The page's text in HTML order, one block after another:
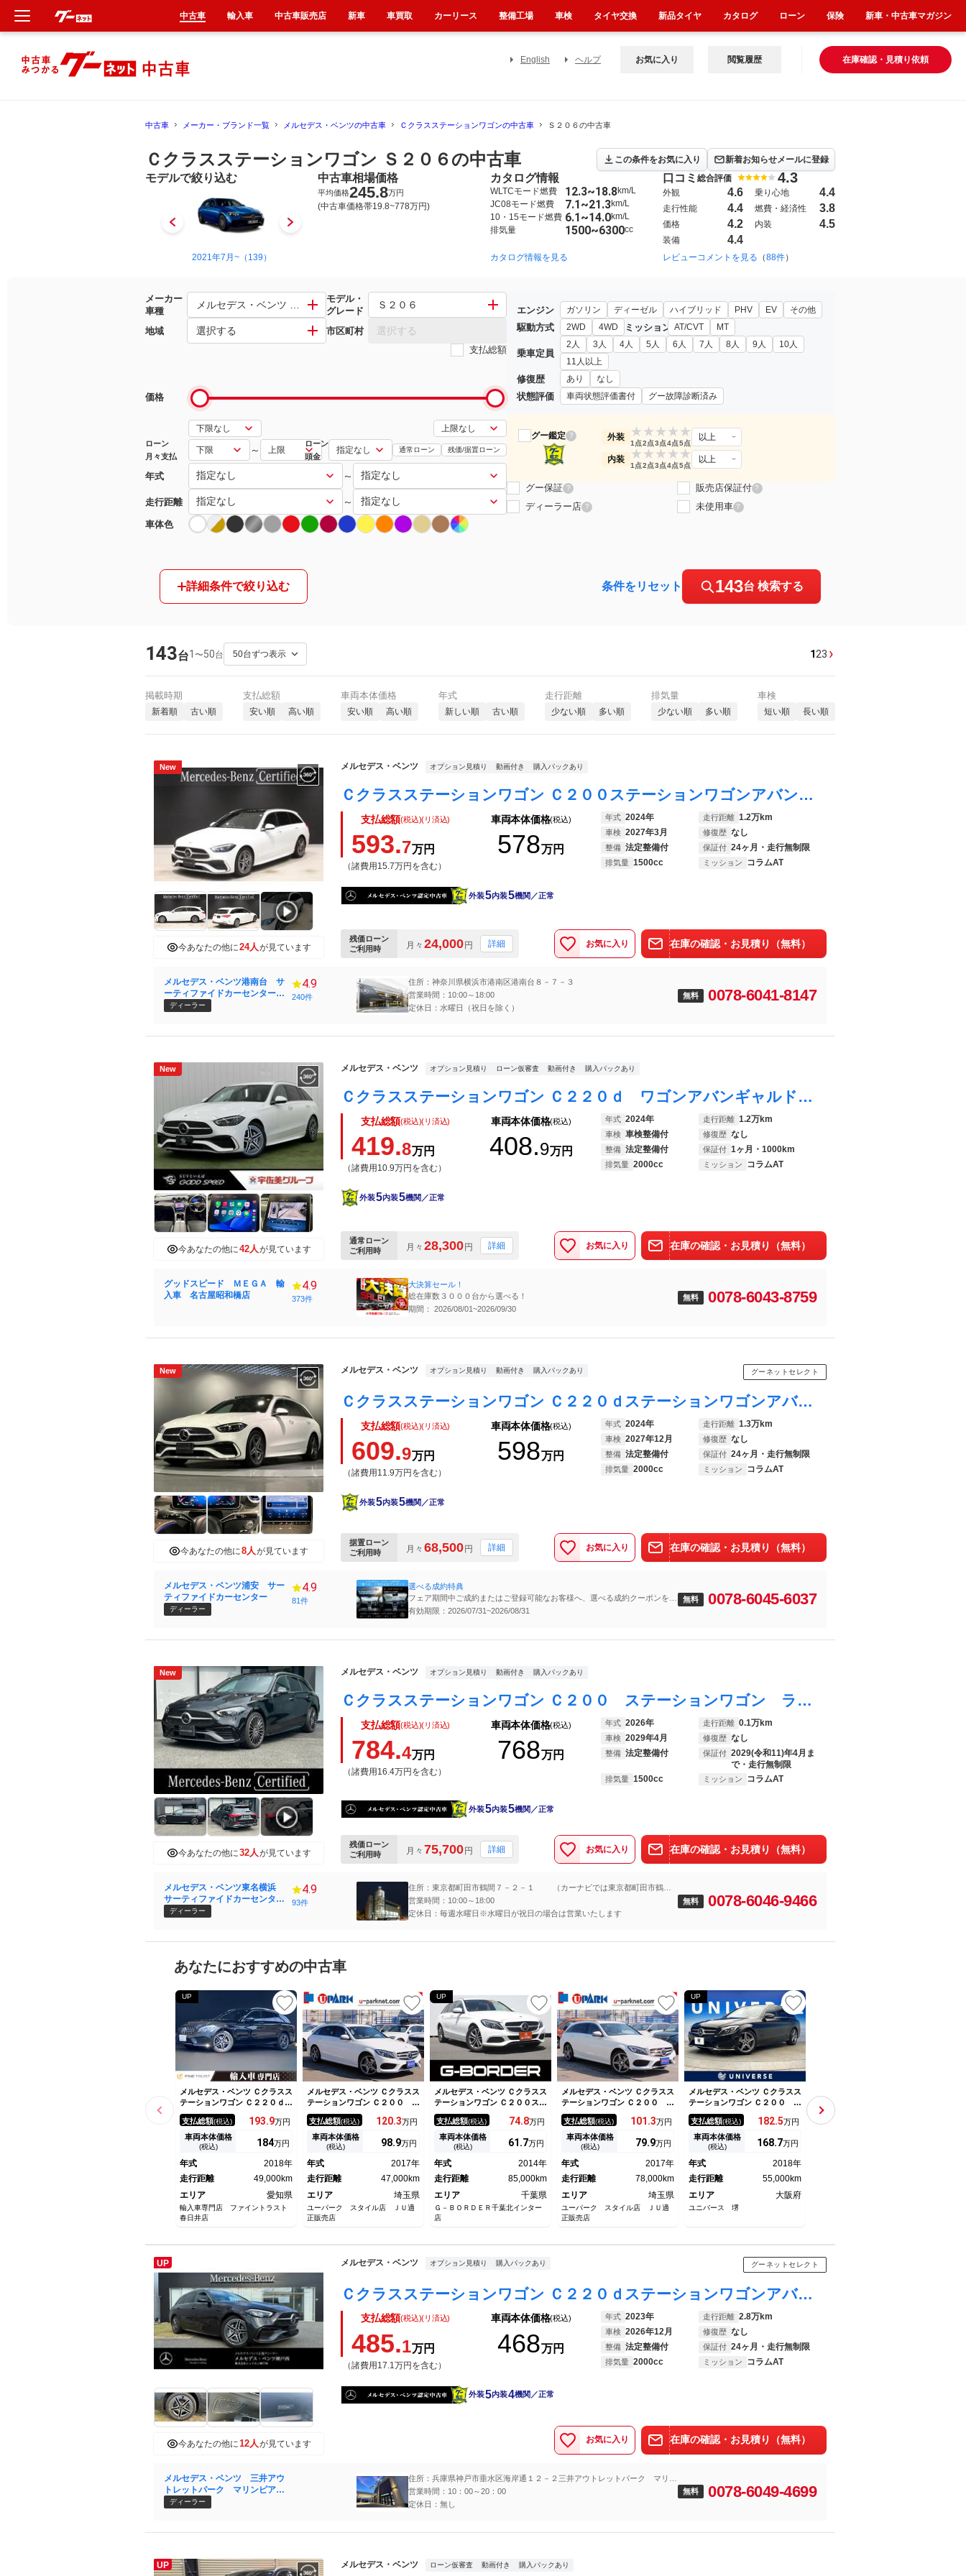
English ヘルプ 在庫確認・見積り依頼
お気に入り 閲覧履歴
中古車 メーカー・ブランド一覧 メルセデス・ベンツの中古車 Ｃクラスステーションワゴンの中古車 Ｓ２０６の中古車
Ｃクラスステーションワゴン Ｓ２０６の中古車 この条件をお気に入り 新着お知らせメールに登録
モデルで絞り込む
2021年7月~（139） 2008年4月~2014年10月（100） 2001年6月~2008年4月（10）
中古車相場価格
平均価格245.8万円
(中古車価格帯19.8~778万円)
カタログ情報
WLTCモード燃費 12.3~18.8km/L
JC08モード燃費
7.1~21.3km/L
10・15モード燃費 6.1~14.0km/L
排気量
1500~6300cc
カタログ情報を見る
口コミ 総合評価 4.3
外観 4.6 乗り心地 4.4
走行性能 4.4 燃費・経済性 3.8
価格 4.2 内装 4.5
装備 4.4
レビューコメントを見る （88件）
メーカー
車種
メルセデス・ベンツ Ｃクラスステーションワゴン
モデル・
グレード
Ｓ２０６
地域 選択する 市区町村 選択する
支払総額
価格
ローン
月々支払
～
ローン
頭金
通常ローン 残価/据置ローン
年式 ～
走行距離 ～
車体色
エンジン ガソリン ディーゼル ハイブリッド PHV EV その他
駆動方式 2WD 4WD ミッション AT/CVT MT
乗車定員
2人 3人 4人 5人 6人 7人 8人 9人
10人
11人以上
修復歴 あり なし
状態評価 車両状態評価書付 グー故障診断済み
グー鑑定 ? 外装 ★
1点
★
2点
★
3点
★
4点
★
5点
以上
内装 ★
1点
★
2点
★
3点
★
4点
★
5点
以上
グー保証 ? 販売店保証付 ?
ディーラー店 ? 未使用車 ?
詳細条件で絞り込む 条件をリセット 143台 検索する
143台1 〜50台 123 ›
掲載時期
新着順 古い順
支払総額
安い順 高い順
車両本体価格
安い順 高い順
年式
新しい順 古い順
走行距離
少ない順 多い順
排気量
少ない順 多い順
車検
短い順 長い順
New
今あなたの他に24人が見ています
メルセデス・ベンツ オプション見積り 動画付き 購入パックあり
Ｃクラスステーションワゴン Ｃ２００ステーションワゴンアバンギャルドＡＭＧライＰ ＡＭＧライン ベーシックパッケージ ドライバーズパッケージ パノラミックスライディングルーフ 本革巻きスポーツステアリング レーダーセーフティーパッケージ ヘッドアップディスプレイ ＭＢＵＸ ３６０度
支払総額(税込)(リ済込)
593.7万円
（諸費用15.7万円を含む）
車両本体価格(税込)
578万円
年式 2024年 走行距離 1.2万km
車検 2027年3月 修復歴 なし
整備 法定整備付 保証付 24ヶ月・走行無制限
排気量 1500cc ミッション コラムAT
外装5内装5機関／正常
残価ローン
ご利用時
月々 24,000円 詳細 お気に入り 在庫の確認・お見積り（無料）
メルセデス・ベンツ港南台 サ
ーティファイドカーセンター
（株）シュテルン世田谷
ディーラー
4.9
240件
住所：神奈川県横浜市港南区港南台８－７－３
営業時間：10:00～18:00
定休日：水曜日（祝日を除く）
無料 0078-6041-8147
New
今あなたの他に42人が見ています
メルセデス・ベンツ オプション見積り ローン仮審査 動画付き 購入パックあり
Ｃクラスステーションワゴン Ｃ２２０ｄ ワゴンアバンギャルド ＡＭＧライン セーフティビジョンＰＫＧ／ＡｐｐｌｅＣａｒＰｌａｙ／全周囲カメラ／電動リアゲートフットオープナー付き／シートヒーター／ワイヤレス充電／シートメモリ／クリアランスソナー／フルセグＴＶ／ドライブレコーダー
支払総額(税込)(リ済込)
419.8万円
（諸費用10.9万円を含む）
車両本体価格(税込)
408.9万円
年式 2024年 走行距離 1.2万km
車検 車検整備付 修復歴 なし
整備 法定整備付 保証付 1ヶ月・1000km
排気量 2000cc ミッション コラムAT
外装5内装5機関／正常
通常ローン
ご利用時
月々 28,300円 詳細 お気に入り 在庫の確認・お見積り（無料）
グッドスピード ＭＥＧＡ 輸
入車 名古屋昭和橋店
4.9
373件
大決算セール！
総在庫数３０００台から選べる！
期間： 2026/08/01~2026/09/30
無料 0078-6043-8759
New
今あなたの他に8人が見ています
メルセデス・ベンツ オプション見積り 動画付き 購入パックあり グーネットセレクト
Ｃクラスステーションワゴン Ｃ２２０ｄステーションワゴンアバンギルドＡＭＧライＰ ＭＰ２０２４０２ ＥＴＣ２．０ 全周囲カメラ ナビ クリアランスソナー オートクルーズコントロール レーンアシスト アルミホイール ＬＥＤヘッドランプ サンルーフ パワーシート スマートキー
支払総額(税込)(リ済込)
609.9万円
（諸費用11.9万円を含む）
車両本体価格(税込)
598万円
年式 2024年 走行距離 1.3万km
車検 2027年12月 修復歴 なし
整備 法定整備付 保証付 24ヶ月・走行無制限
排気量 2000cc ミッション コラムAT
外装5内装5機関／正常
据置ローン
ご利用時
月々 68,500円 詳細 お気に入り 在庫の確認・お見積り（無料）
メルセデス・ベンツ浦安 サー
ティファイドカーセンター
ディーラー
4.9
81件
選べる成約特典
フェア期間中ご成約またはご登録可能なお客様へ、選べる成約クーポンを進
呈。※他のキャンペーン・特典・お値引きとの併用可。ご利用には条件がご
有効期限：2026/07/31~2026/08/31
無料 0078-6045-6037
New
今あなたの他に32人が見ています
メルセデス・ベンツ オプション見積り 動画付き 購入パックあり
Ｃクラスステーションワゴン Ｃ２００ ステーションワゴン ラグジュアリー メルセデスケア継承／パノラミックスライディングルーヘッドアップディスプレイ／３６０°カメラシステム／Ｂｕｒｍｅｓｔｅｒサウンド／ルーフレール／シートベンチレーター／レーダーセーフティパッケージ／スポー
支払総額(税込)(リ済込)
784.4万円
（諸費用16.4万円を含む）
車両本体価格(税込)
768万円
年式 2026年 走行距離 0.1万km
車検 2029年4月 修復歴 なし
整備 法定整備付 保証付 2029(令和11)年4月ま
で・走行無制限
排気量 1500cc ミッション コラムAT
外装5内装5機関／正常
残価ローン
ご利用時
月々 75,700円 詳細 お気に入り 在庫の確認・お見積り（無料）
メルセデス・ベンツ東名横浜
サーティファイドカーセンタ
ー （株）シュテルン世田谷
ディーラー
4.9
93件
住所：東京都町田市鶴間７－２－１ （カーナビでは東京都町田市鶴間
１６７４－１）
営業時間：10:00～18:00
定休日：毎週水曜日※水曜日が祝日の場合は営業いたします
無料 0078-6046-9466
あなたにおすすめの中古車
UP
メルセデス・ベンツ Ｃクラスス
テーションワゴン Ｃ２２０ｄ
ステーションワゴンローレウス
エディション パノラミックス
ライディングサンルーフ レー
ダーセーフティパッケージ ６
ダプティブクルーズコントロー
ル 禁煙車 レザーシート シ
ア フルセグＴＶ
支払総額(税込) 193.9万円
車両本体価格
(税込) 184万円
年式
2018年
走行距離
49,000km
エリア
愛知県
輸入車専門店 ファイントラスト
春日井店
メルセデス・ベンツ Ｃクラスス
テーションワゴン Ｃ２００ ス
テーションワゴン スポーツ本
革仕様 レーダーセーフティ
Ｐ・ＡＭＧスタイリング・エア
バランスＰＫＧ・赤本革シー
Ｂｌｕｅｔｏｏｔｈ・キーレス
ゴー・ＡＭＧ１８インチＡＷ・
ＨＵＤ・ＥＴＣ
支払総額(税込) 120.3万円
車両本体価格
(税込) 98.9万円
年式
2017年
走行距離
47,000km
エリア
埼玉県
ユーパーク スタイル店 ＪＵ適
正販売店
UP
メルセデス・ベンツ Ｃクラスス
テーションワゴン Ｃ２００ステ
ーションワゴン アバンギャル
ド 禁煙車 純正８．８インチ
ナビ フルセグＴＶ バックカ
メラ 電動リアゲート レーダ
フレール シートヒーター パ
ワーシート ブラインドスポッ
イビーム
支払総額(税込) 74.8万円
車両本体価格
(税込) 61.7万円
年式
2014年
走行距離
85,000km
エリア
千葉県
Ｇ－ＢＯＲＤＥＲ千葉北インター
店
メルセデス・ベンツ Ｃクラスス
テーションワゴン Ｃ２００ ス
テーションワゴン スポーツ本
革仕様 レーダーセーフティ
Ｐ・ＡＭＧスタイリングＰ・エ
アバランスＰＫＧ・赤本革シー
ＡＭＧ１８ＡＷ・ハンズフリー
電動リアゲート・ＬＥＤライ
ＥＴＣ・ＵＳＢ
支払総額(税込) 101.3万円
車両本体価格
(税込) 79.9万円
年式
2017年
走行距離
78,000km
エリア
埼玉県
ユーパーク スタイル店 ＪＵ適
正販売店
UP
メルセデス・ベンツ Ｃクラスス
テーションワゴン Ｃ２００ ス
テーションワゴン スポーツ
レーダーセーフティＰＫＧ ヘ
ッドアップディスプレイ 合皮
シート 前席シートヒーター
クドア アダプティブハイビー
ムアシストプラス プライバシ
支払総額(税込) 182.5万円
車両本体価格
(税込) 168.7万円
年式
2018年
走行距離
55,000km
エリア
大阪府
ユニバース 堺
テーションワゴン Ｃ２００ステ
ーションワゴンアバンギャルド
ＡＭＧライン レーダーセーフ
支払総額
UP
今あなたの他に 12人 が見ています
メルセデス・ベンツ オプション見積り 購入パックあり グーネットセレクト
Ｃクラスステーションワゴン Ｃ２２０ｄステーションワゴンアバンギルドＡＭＧライＰ レザーエクスクルーシブパッケージ ドライバーズパッケージ ベーシックパッケージ ＡＭＧラインパッケージ パノラミックスライディングルーフ グラファイトグレー ブラインドスポットアシスト ブラックレザー
支払総額(税込)(リ済込)
485.1万円
（諸費用17.1万円を含む）
車両本体価格(税込)
468万円
年式 2023年 走行距離 2.8万km
車検 2026年12月 修復歴 なし
整備 法定整備付 保証付 24ヶ月・走行無制限
排気量 2000cc ミッション コラムAT
外装5内装4機関／正常
お気に入り 在庫の確認・お見積り（無料）
メルセデス・ベンツ 三井アウ
トレットパーク マリンピア神
戸店株式会社シュテルン神戸西
ディーラー
住所：兵庫県神戸市垂水区海岸通１２－２三井アウトレットパーク マリン
ピア神戸店１１０００
営業時間：10：00～20：00
定休日：無し
無料 0078-6049-4699
UP メルセデス・ベンツ ローン仮審査 動画付き 購入パックあり
中古車 輸入車 中古車販売店 新車 車買取 カーリース 整備工場 車検 タイヤ交換 新品タイヤ カタログ ローン 保険 新車・中古車マガジン
新車